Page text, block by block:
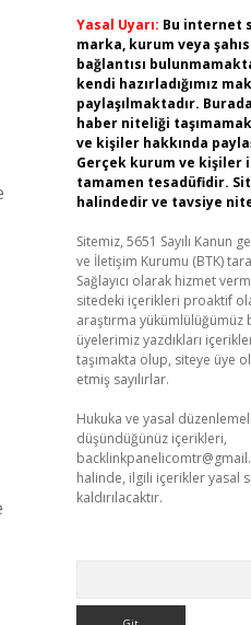
Yasal Uyarı: Bu internet
marka, kurum veya
bağlantısı
kendi hazırladığımız
paylaşılmaktadır.
haber niteliği
ve kişiler hakkında
Gerçek kurum ve
tamamen tesadüfidir.
halindedir ve tavsiye
Sitemiz, 5651 Sayılı Kanun
ve İletişim Kurumu (BTK)
Sağlayıcı olarak hizmet
sitedeki içerikleri proaktif
araştırma yükümlülüğümüz
üyelerimiz yazdıkları
taşımakta olup, siteye üye
etmiş sayılırlar.
Hukuka ve yasal
düşündüğünüz içerikleri,
halinde, ilgili içerikler yasal
kaldırılacaktır.